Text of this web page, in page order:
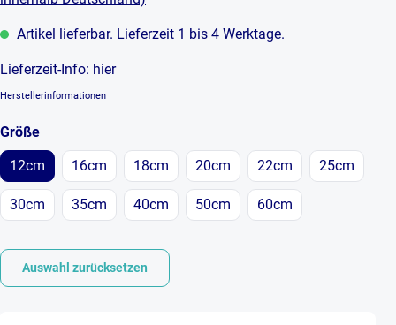
Artikel lieferbar. Lieferzeit 1 bis 4 Werktage.
Lieferzeit-Info: hier
Herstellerinformationen
Größeauswählen
12cm 16cm 18cm 20cm 22cm 25cm
30cm 35cm 40cm 50cm 60cm
Auswahl zurücksetzen